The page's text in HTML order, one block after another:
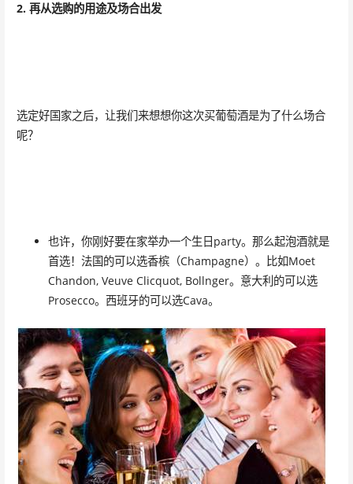
2. 再从选购的用途及场合出发
选定好国家之后，让我们来想想你这次买葡萄酒是为了什么场合
呢？
也许，你刚好要在家举办一个生日party。那么起泡酒就是
首选！法国的可以选香槟（Champagne）。比如Moet
Chandon, Veuve Clicquot, Bollnger。意大利的可以选
Prosecco。西班牙的可以选Cava。